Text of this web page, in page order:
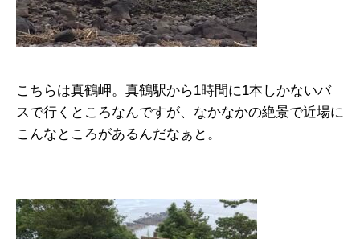
こちらは真鶴岬。真鶴駅から1時間に1本しかないバ
スで行くところなんですが、なかなかの絶景で近場に
こんなところがあるんだなぁと。